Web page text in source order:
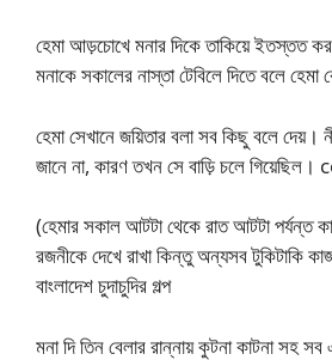
হেমা আড়চোখে মনার দিকে তাকিয়ে ইতস্তত
মনাকে সকালের নাস্তা টেবিলে দিতে বলে
হেমা সেখানে জয়িতার বলা সব কিছু বলে দেয়।
জানে না, কারণ তখন সে বাড়ি চলে
(হেমার সকাল আটটা থেকে রাত আটটা পর্যন্ত
রজনীকে দেখে রাখা কিন্তু অন্যসব টুকিটাকি
বাংলাদেশ চুদাচুদির গল্প
মনা দি তিন বেলার রান্নায় কুটনা কাটনা সহ সব